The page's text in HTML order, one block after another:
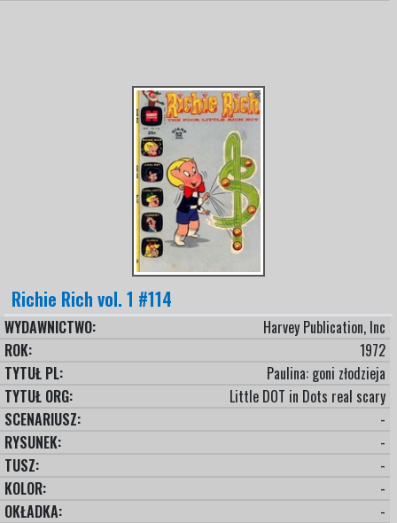
Richie Rich vol. 1 #114
WYDAWNICTWO:
Harvey Publication, Inc
ROK:
1972
TYTUŁ PL:
Paulina: goni złodzieja
TYTUŁ ORG:
Little DOT in Dots real scary
SCENARIUSZ:
-
RYSUNEK:
-
TUSZ:
-
KOLOR:
-
OKŁADKA:
-